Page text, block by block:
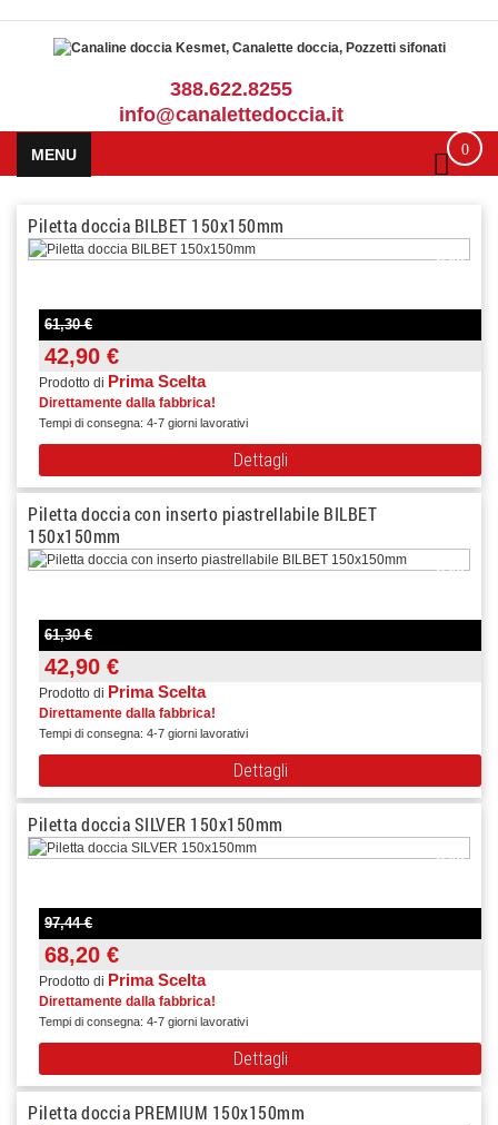
388.622.8255
info@canalettedoccia.it
0
MENU
Piletta doccia BILBET 150x150mm
-30%
61,30 €
42,90 €
Prodotto di Prima Scelta
Direttamente dalla fabbrica!
Tempi di consegna: 4-7 giorni lavorativi
Dettagli
Piletta doccia con inserto piastrellabile BILBET
150x150mm
-30%
61,30 €
42,90 €
Prodotto di Prima Scelta
Direttamente dalla fabbrica!
Tempi di consegna: 4-7 giorni lavorativi
Dettagli
Piletta doccia SILVER 150x150mm
-30%
97,44 €
68,20 €
Prodotto di Prima Scelta
Direttamente dalla fabbrica!
Tempi di consegna: 4-7 giorni lavorativi
Dettagli
Piletta doccia PREMIUM 150x150mm